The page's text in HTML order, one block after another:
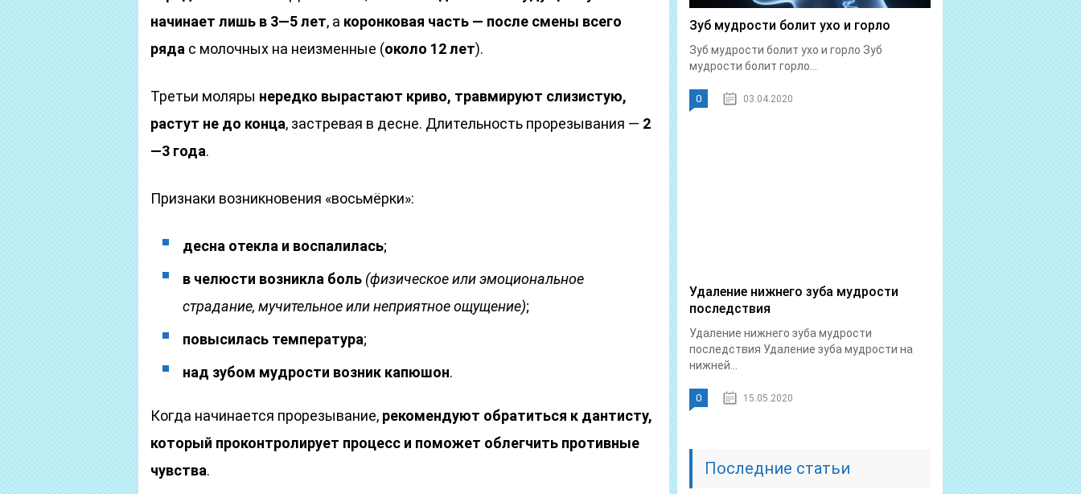
начинает лишь в 3—5 лет, а коронковая часть — после смены всего
ряда с молочных на неизменные (около 12 лет).
Третьи моляры нередко вырастают криво, травмируют слизистую,
растут не до конца, застревая в десне. Длительность прорезывания — 2
—3 года.
Признаки возникновения «восьмёрки»:
десна отекла и воспалилась;
в челюсти возникла боль (физическое или эмоциональное
страдание, мучительное или неприятное ощущение);
повысилась температура;
над зубом мудрости возник капюшон.
Когда начинается прорезывание, рекомендуют обратиться к дантисту,
который проконтролирует процесс и поможет облегчить противные
чувства.
Зуб мудрости болит ухо и горло
Зуб мудрости болит ухо и горло Зуб
мудрости болит горло...
0 03.04.2020
Удаление нижнего зуба мудрости
последствия
Удаление нижнего зуба мудрости
последствия Удаление зуба мудрости на
нижней...
0 15.05.2020
Последние статьи